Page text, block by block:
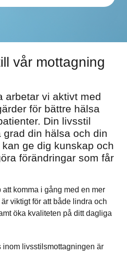
vår mottagning
arbetar vi aktivt med
för bättre hälsa
Din livsstil
grad din hälsa och din
ge dig kunskap och
förändringar som får
komma i gång med en mer
viktigt för att både lindra och
öka kvaliteten på ditt dagliga
inom livsstilsmottagningen är